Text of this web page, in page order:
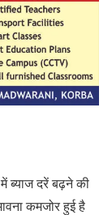
ब्याज दरें बढ़ने की
कमजोर हुई है